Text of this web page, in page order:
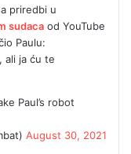
priredbi u
sudaca od YouTube
Paulu:
, ali ja ću te
Paul’s robot
August 30, 2021